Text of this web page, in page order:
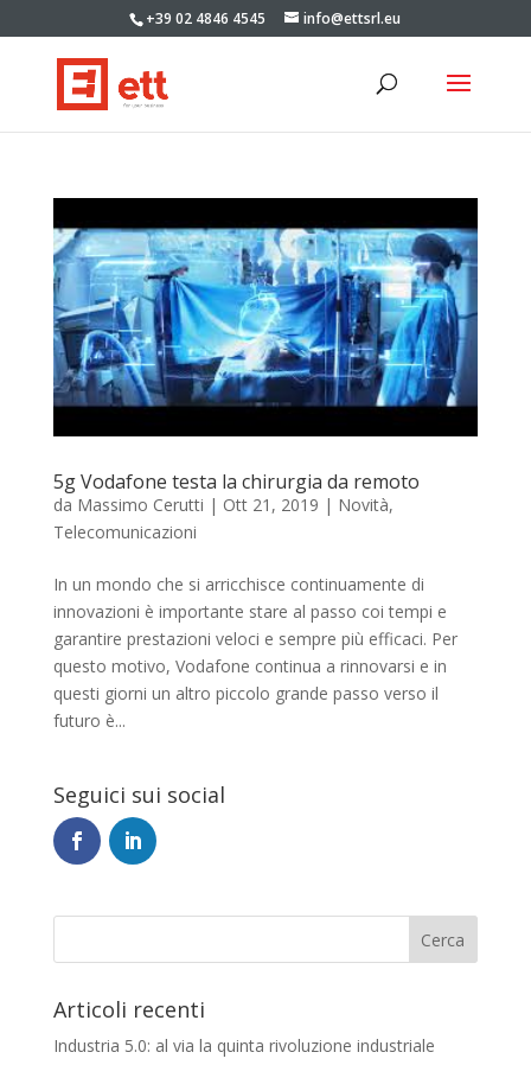
+39 02 4846 4545 info@ettsrl.eu
5g Vodafone testa la chirurgia da remoto
da Massimo Cerutti | Ott 21, 2019 | Novità,
Telecomunicazioni
In un mondo che si arricchisce continuamente di
innovazioni è importante stare al passo coi tempi e
garantire prestazioni veloci e sempre più efficaci. Per
questo motivo, Vodafone continua a rinnovarsi e in
questi giorni un altro piccolo grande passo verso il
futuro è...
Seguici sui social
Articoli recenti
Industria 5.0: al via la quinta rivoluzione industriale